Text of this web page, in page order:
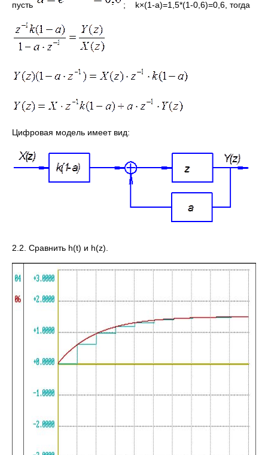
пусть ; k×(1-a)=1,5*(1-0,6)=0,6, тогда
Цифровая модель имеет вид:
2.2. Сравнить h(t) и h(z).